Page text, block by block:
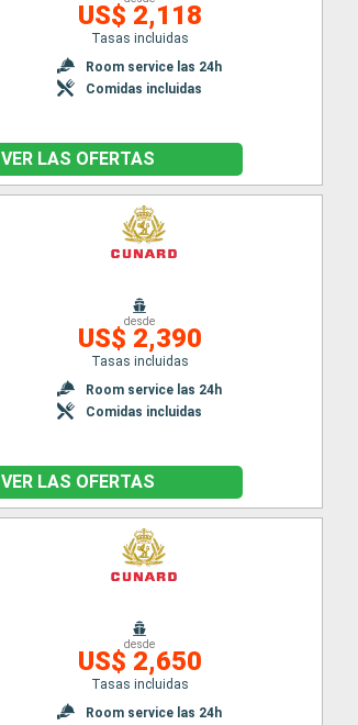
US$ 2,118
Tasas incluidas
Room service las 24h
Comidas incluidas
VER LAS OFERTAS
desde
US$ 2,390
Tasas incluidas
Room service las 24h
Comidas incluidas
VER LAS OFERTAS
desde
US$ 2,650
Tasas incluidas
Room service las 24h